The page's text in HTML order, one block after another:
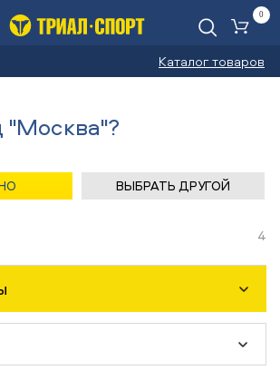
Каталог товаров
0
4
"Москва"?
ВЫБРАТЬ ДРУГОЙ